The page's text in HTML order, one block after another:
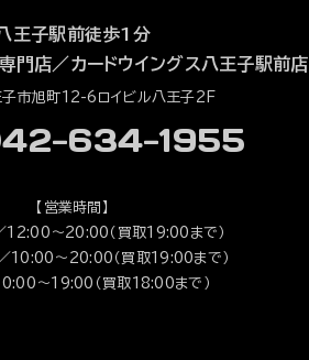
王子駅前徒歩1分
門店／カードウイングス八王子駅前店
子市旭町12-6ロイビル八王子2F
634-1955
【営業時間】
12:00～20:00（買取19:00まで）
10:00～20:00（買取19:00まで）
～19:00（買取18:00まで）